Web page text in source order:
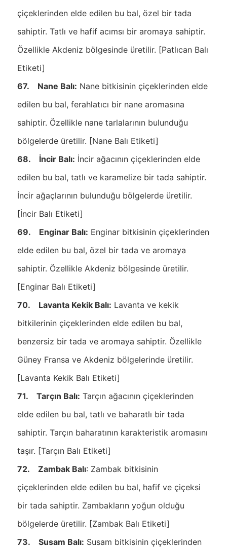
çiçeklerinden elde edilen bu bal, özel bir tada
sahiptir. Tatlı ve hafif acımsı bir aromaya sahiptir.
Özellikle Akdeniz bölgesinde üretilir. [Patlıcan Balı
Etiketi]
67. Nane Balı: Nane bitkisinin çiçeklerinden elde
edilen bu bal, ferahlatıcı bir nane aromasına
sahiptir. Özellikle nane tarlalarının bulunduğu
bölgelerde üretilir. [Nane Balı Etiketi]
68. İncir Balı: İncir ağacının çiçeklerinden elde
edilen bu bal, tatlı ve karamelize bir tada sahiptir.
İncir ağaçlarının bulunduğu bölgelerde üretilir.
[İncir Balı Etiketi]
69. Enginar Balı: Enginar bitkisinin çiçeklerinden
elde edilen bu bal, özel bir tada ve aromaya
sahiptir. Özellikle Akdeniz bölgesinde üretilir.
[Enginar Balı Etiketi]
70. Lavanta Kekik Balı: Lavanta ve kekik
bitkilerinin çiçeklerinden elde edilen bu bal,
benzersiz bir tada ve aromaya sahiptir. Özellikle
Güney Fransa ve Akdeniz bölgelerinde üretilir.
[Lavanta Kekik Balı Etiketi]
71. Tarçın Balı: Tarçın ağacının çiçeklerinden
elde edilen bu bal, tatlı ve baharatlı bir tada
sahiptir. Tarçın baharatının karakteristik aromasını
taşır. [Tarçın Balı Etiketi]
72. Zambak Balı: Zambak bitkisinin
çiçeklerinden elde edilen bu bal, hafif ve çiçeksi
bir tada sahiptir. Zambakların yoğun olduğu
bölgelerde üretilir. [Zambak Balı Etiketi]
73. Susam Balı: Susam bitkisinin çiçeklerinden